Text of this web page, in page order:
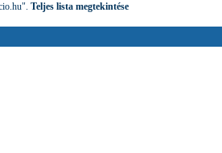
Teljes lista megtekintése